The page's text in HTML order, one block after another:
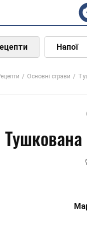
Напої
Основні страви